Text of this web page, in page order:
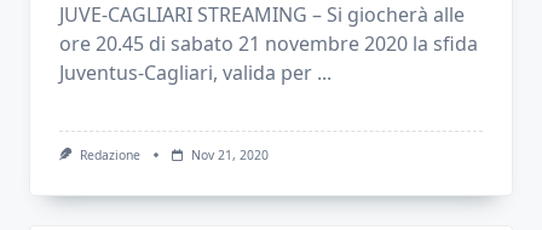
JUVE-CAGLIARI STREAMING – Si giocherà alle
ore 20.45 di sabato 21 novembre 2020 la sfida
Juventus-Cagliari, valida per ...
Redazione Nov 21, 2020